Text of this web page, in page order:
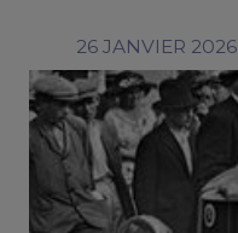
26 JANVIER 2026